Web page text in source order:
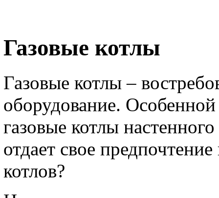
Газовые котлы
Газовые котлы –
оборудование.
газовые котлы
отдает свое
котлов?